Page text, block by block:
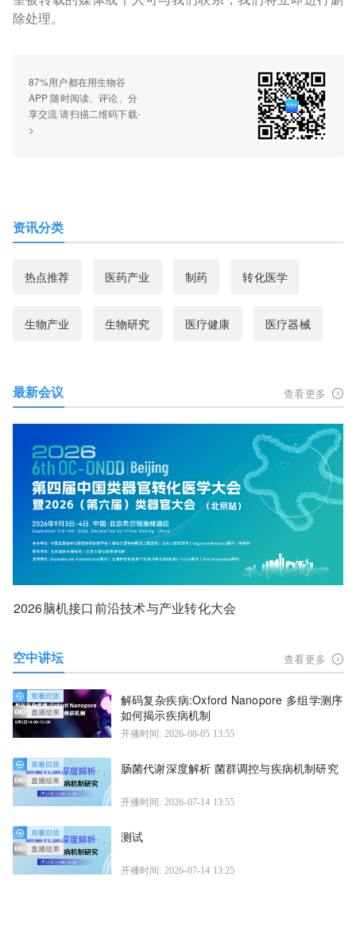
除处理。
87%用户都在用生物谷
APP 随时阅读、评论、分
享交流 请扫描二维码下载-
>
资讯分类
热点推荐 医药产业 制药 转化医学
生物产业 生物研究 医疗健康 医疗器械
最新会议 查看更多
2026脑机接口前沿技术与产业转化大会
空中讲坛 查看更多
解码复杂疾病:Oxford Nanopore 多组学测序
如何揭示疾病机制
开播时间: 2026-08-05 13:55
肠菌代谢深度解析 菌群调控与疾病机制研究
开播时间: 2026-07-14 13:55
测试
开播时间: 2026-07-14 13:25